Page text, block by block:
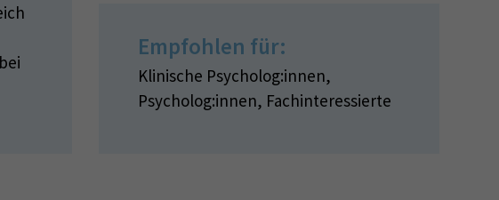
Empfohlen für:
Klinische Psycholog:innen,
Psycholog:innen, Fachinteressierte